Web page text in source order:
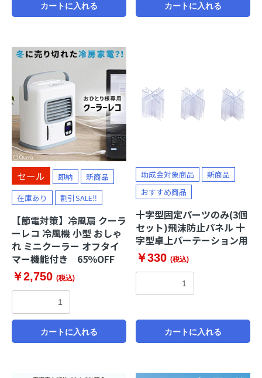
カートに入れる カートに入れる
セール 即納
新商品
在庫あり
割引SALE‼
【節電対策】冷風扇 クーラ
ーレコ 冷風機 小型 おしゃ
れ ミニクーラー オフタイ
マー機能付き 65％OFF
￥2,750 (税込)
カートに入れる
助成金対象商品
新商品
おすすめ商品
十字型固定パーツのみ(3個
セット)飛沫防止パネル 十
字型卓上パーテーション用
￥330 (税込)
カートに入れる